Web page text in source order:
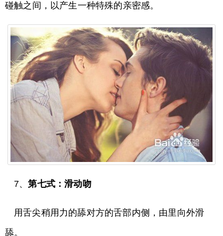
碰触之间，以产生一种特殊的亲密感。
7、第七式：滑动吻
用舌尖稍用力的舔对方的舌部内侧，由里向外滑
舔。